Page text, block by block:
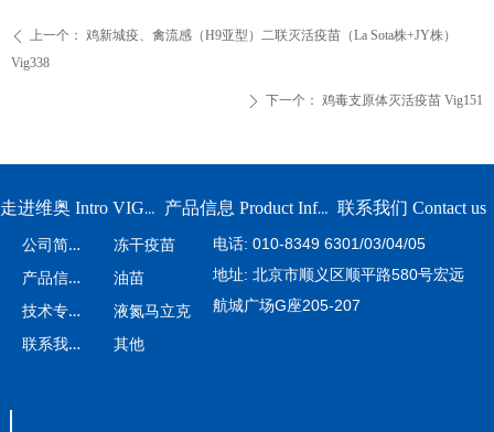
ꄴ 上一个： 鸡新城疫、禽流感（H9亚型）二联灭活疫苗（La Sota株+JY株）
Vig338
ꄲ 下一个： 鸡毒支原体灭活疫苗 Vig151
电话: 010-8349 6301/03/04/05
地址: 北京市顺义区顺平路580号宏远
航城广场G座205-207
走进维奥 Intro VIGOLY 产品信息 Product Information 联系我们 Contact us
公
司简介
产
品信息
技
术专栏
联
系我们
冻干疫苗
油苗
液氮马立克
其他